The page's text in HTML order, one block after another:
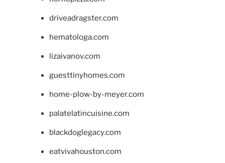
driveadragster.com
hematologa.com
lizaivanov.com
guesttinyhomes.com
home-plow-by-meyer.com
palatelatincuisine.com
blackdoglegacy.com
eatvivahouston.com